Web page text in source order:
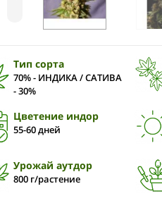
Тип сорта
70% - ИНДИКА / САТИВА
- 30%
Цветение индор
55-60 дней
Урожай аутдор
800 г/растение